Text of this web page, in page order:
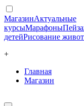
МагазинАктуальные
курсыМарафоны
детейРисование
+
Главная
Магазин